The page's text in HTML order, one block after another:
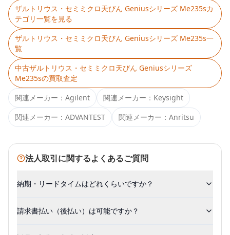
ザルトリウス・セミミクロ天びん Geniusシリーズ Me235sカ
テゴリ一覧を見る
ザルトリウス・セミミクロ天びん Geniusシリーズ Me235s一
覧
中古ザルトリウス・セミミクロ天びん Geniusシリーズ
Me235sの買取査定
関連メーカー： Agilent 関連メーカー： Keysight
関連メーカー： ADVANTEST 関連メーカー： Anritsu
法人取引に関するよくあるご質問
納期・リードタイムはどれくらいですか？
請求書払い（後払い）は可能ですか？